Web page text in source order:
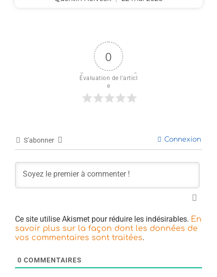
0
Évaluation de l'articl
e
S’abonner Connexion
Ce site utilise Akismet pour réduire les indésirables. En
savoir plus sur la façon dont les données de
vos commentaires sont traitées.
0 COMMENTAIRES